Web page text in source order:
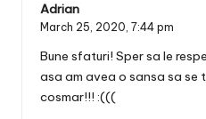
Adrian
March 25, 2020, 7:44 pm
Bune sfaturi! Sper sa le
asa am avea o sansa sa se
cosmar!!! :(((